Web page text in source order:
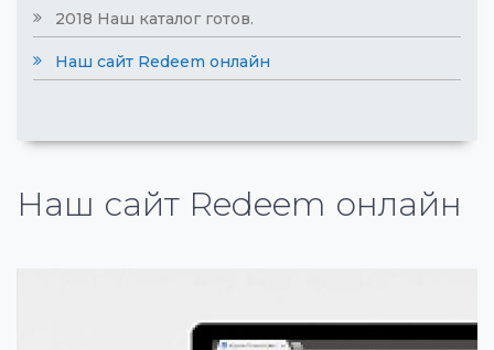
2018 Наш каталог готов.
Наш сайт Redeem онлайн
Наш сайт Redeem онлайн